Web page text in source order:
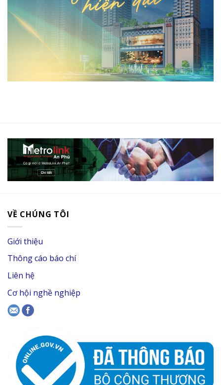
VỀ CHÚNG TÔI
Giới thiệu
Thông cáo báo chí
Liên hệ
Cơ hội nghề nghiệp